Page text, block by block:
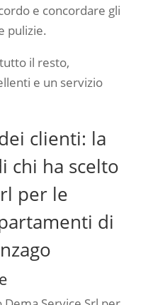
e concordare gli
pulizie.
il resto,
e un servizio
clienti: la
chi ha scelto
per le
di